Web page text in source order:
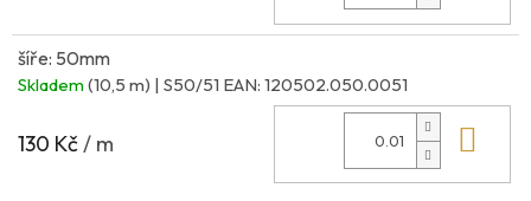
šíře: 50mm
Skladem(10,5 m) | S50/51 EAN: 120502.050.0051
130 Kč/ m